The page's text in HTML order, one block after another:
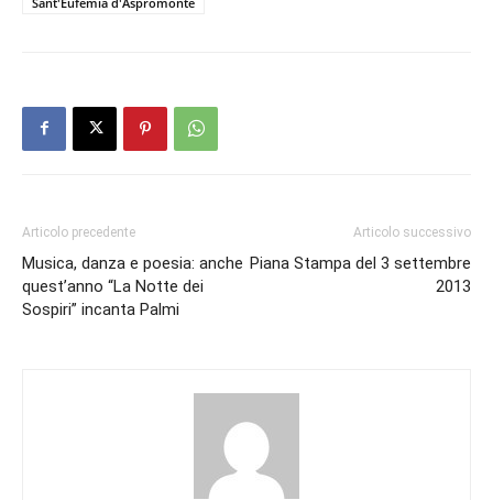
Articolo precedente
Musica, danza e poesia: anche
quest’anno “La Notte dei
Sospiri” incanta Palmi
Articolo successivo
Piana Stampa del 3 settembre
2013